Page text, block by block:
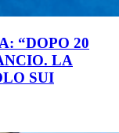
“DOPO 20
LA
SUI